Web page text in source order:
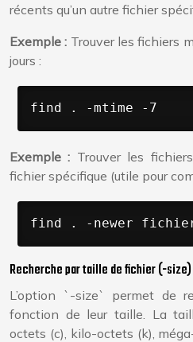
récents qu’un autre fichier
Exemple : Trouver les fichiers
jours :
find . -mtime -7
Exemple : Trouver les
fichier spécifique (utile pour
find . -newer
Recherche par taille de fichier (-size)
L’option `-size` permet de
fonction de leur taille. La
octets (c), kilo-octets (k),